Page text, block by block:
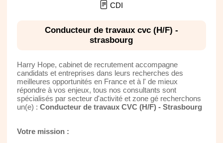
CDI
Conducteur de travaux cvc (H/F) -
strasbourg
Harry Hope, cabinet de recrutement accompagne
candidats et entreprises dans leurs recherches des
meilleures opportunités en France et à l' de mieux
répondre à vos enjeux, tous nos consultants sont
spécialisés par secteur d'activité et zone gé recherchons
un(e) : Conducteur de travaux CVC (H/F) - Strasbourg
Votre mission :